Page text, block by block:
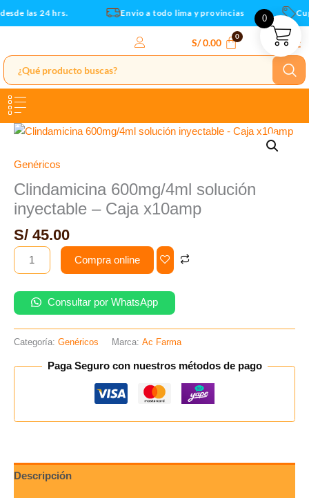
Ir
al
las 24 hrs. Envio a todo lima y provincias
S/0.00
Genéricos
Clindamicina 600mg/4ml solución
inyectable – Caja x10amp
S/ 45.00
Clindamicina
solución
-
Caja
x10amp
cantidad
Compra online
Consultar por WhatsApp
Categoría: Genéricos Marca: Ac Farma
Paga Seguro con nuestros métodos de pago
Descripción
0
x10amp